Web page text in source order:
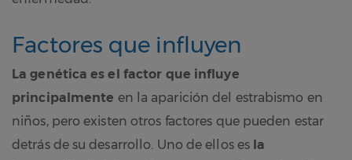
Factores que influyen
La genética es el factor que influye
principalmente en la aparición del estrabismo en
niños, pero existen otros factores que pueden estar
detrás de su desarrollo. Uno de ellos es la